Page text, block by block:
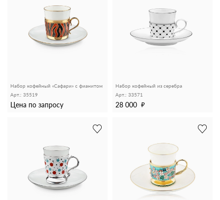
Набор кофейный «Сафари» с фианитом
Арт.: 35519
Цена по запросу
Набор кофейный из серебра
Арт.: 33571
28 000